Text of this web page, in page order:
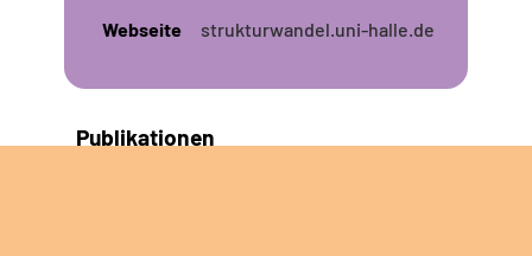
Webseite
strukturwandel.uni-halle.de
Publikationen